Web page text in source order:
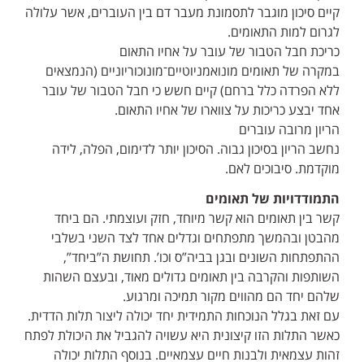
קיים סיכון מוגבר לתסמונת מעבר דם בין העוברים, אשר עלולה
לגרום למות התאומים.
כריכת חבל הטבור של עובר על אחיו התאום
במקרה של תאומים מונואמניוטיים־מונוכוריוניים (הנמצאים
ללא הפרדה כלל ברחם) קיים חשש כי חבל הטבור של עובר
אחד יבצע כריכות על צווארו של אחיו התאום.
הריון מרובה עוברים
נחשב הריון בסיכון גבוה. הסיכון יותר לדימום, הפלה, לידה
מוקדמת. סיבוכים לאם.
התמודדויות של תאומים
קשר בין תאומים הוא קשר מיוחד, חזק ועוצמתי. הם ביחד
מהבטן ובהמשך מתפתחים וגדלים אחד לצד השני בשלבי
ההתפתחות השונים ובגן בביה”ס וכו’. תחושת ה”ביחד”,
השותפות והקרבה בין תאומים גדולים מאוד, ובעצם השהות
שלהם יחד הם מהווים מקור תמיכה ומרגוע.
עם זאת בגלל הנוכחות התמידית יחד יכולה ליצור תלות הדדית.
כאשר התלות הזו קיצונית היא עשויה להגביל את היכולת לפתח
זהות עצמאית ולבנות חיים עצמאיים. בנוסף התלות יכולה